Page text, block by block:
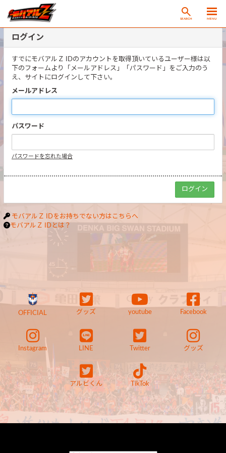
SEARCH MENU
ログイン
すでにモバアルＺ IDのアカウントを取得頂いているユーザー様は以
下のフォームより「メールアドレス」「パスワード」をご入力のう
え、サイトにログインして下さい。
メールアドレス
パスワード
パスワードを忘れた場合
モバアルＺ IDをお持ちでない方はこちらへ
モバアルＺ IDとは？
OFFICIAL グッズ youtube Facebook
Instagram LINE Twitter グッズ
アルビくん TikTok